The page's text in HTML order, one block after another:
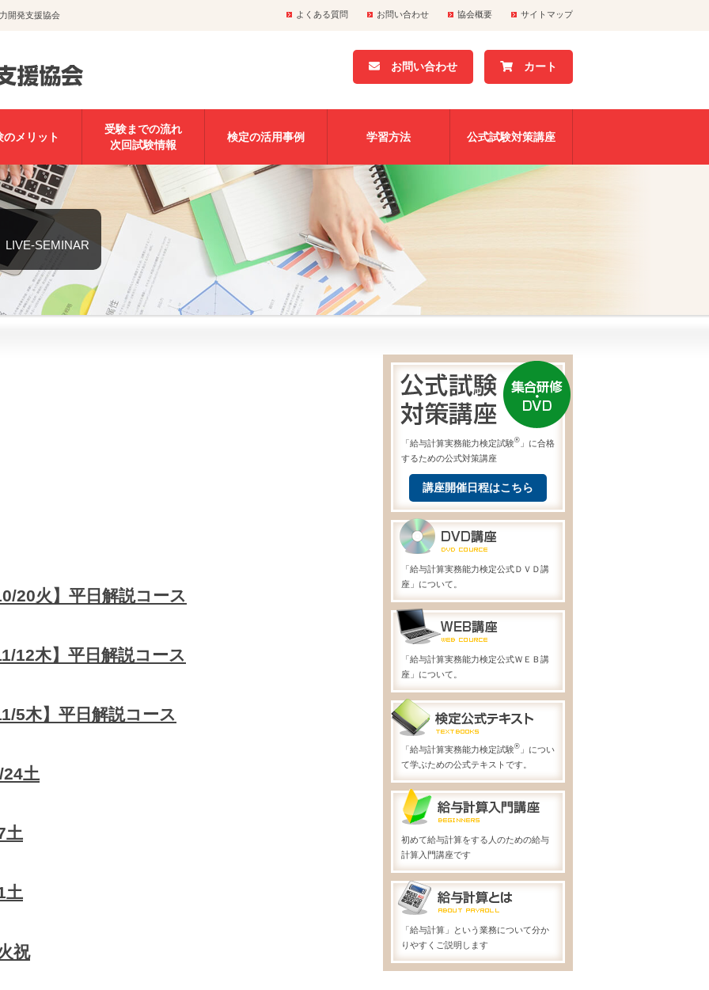
開発支援協会 よくある質問 お問い合わせ 協会概要 サイトマップ
お問い合わせ カート
のメリット
受験までの流れ
次回試験情報
検定の活用事例 学習方法 公式試験対策講座
LIVE-SEMINAR
20火】平日解説コース
12木】平日解説コース
5木】平日解説コース
24土
土
土
祝
「給与計算実務能力検定試験® 」に合格
するための公式対策講座
講座開催日程はこちら
「給与計算実務能力検定公式ＤＶＤ講
座」について。
「給与計算実務能力検定公式ＷＥＢ講
座」について。
「給与計算実務能力検定試験® 」につい
て学ぶための公式テキストです。
初めて給与計算をする人のための給与
計算入門講座です
「給与計算」という業務について分か
りやすくご説明します